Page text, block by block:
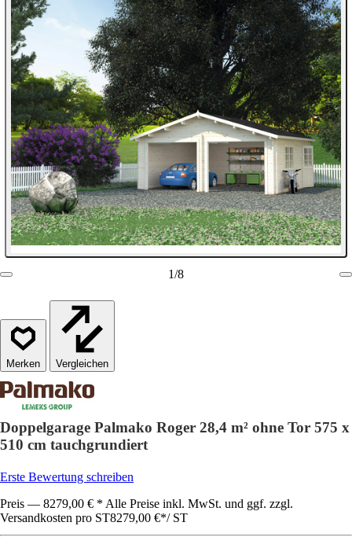
1/8
Vergleichen
Doppelgarage Palmako Roger 28,4 m² ohne Tor 575 x
510 cm tauchgrundiert
Erste Bewertung schreiben
Preis — 8279,00 € * Alle Preise inkl. MwSt. und ggf. zzgl.
Versandkosten pro ST8279,00 €*/ ST